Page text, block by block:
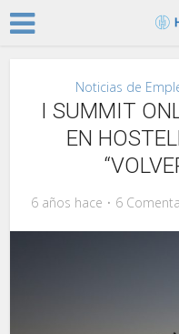
Noticias de
I SUMMIT
EN
6 años hace 6